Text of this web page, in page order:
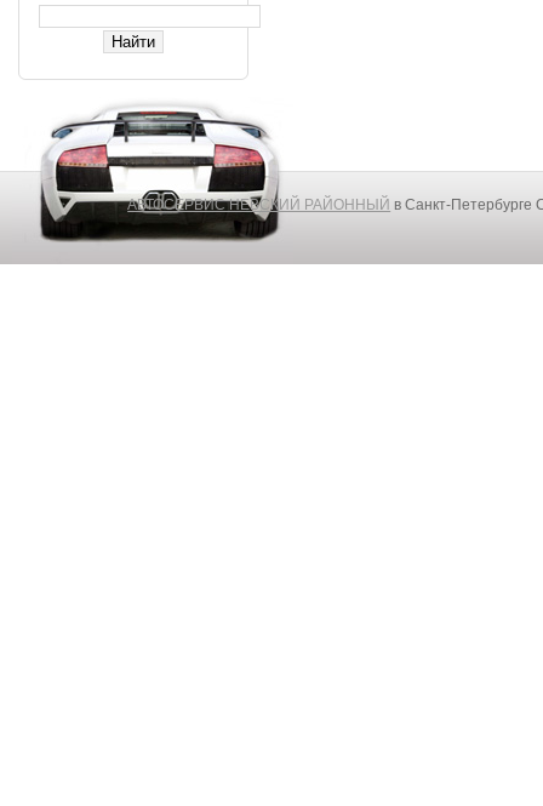
АВТОСЕРВИС НЕВСКИЙ РАЙОННЫЙ в Санкт-Петербурге